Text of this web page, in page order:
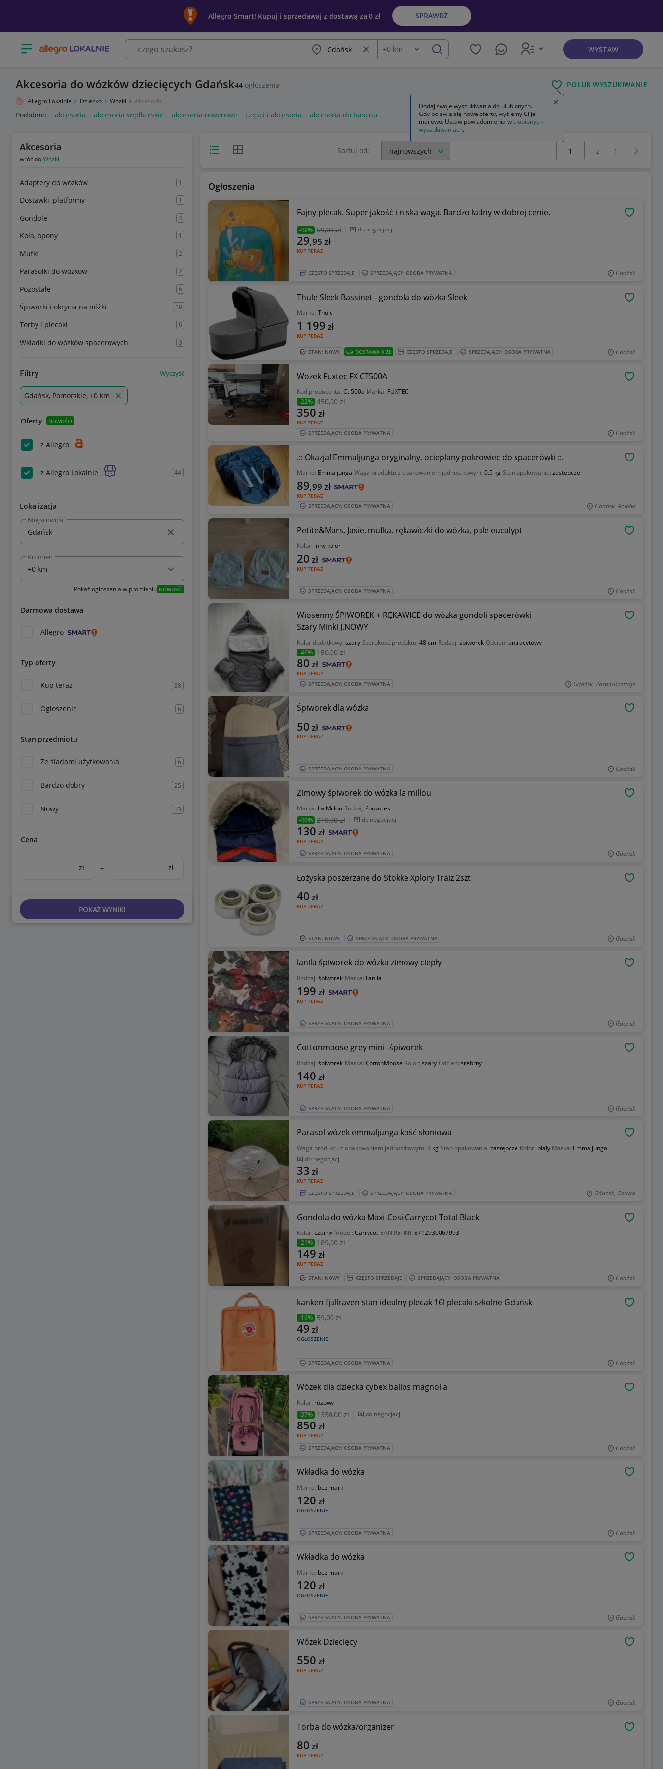
Allegro Smart! Kupuj i sprzedawaj z dostawą za 0 zł SPRAWDŹ
Otwórz menu z kategoriami Miasto Wyczyść frazę
Odległość
+0 km szukaj WYSTAW
Akcesoria do wózków dziecięcych Gdańsk44 ogłoszenia POLUB WYSZUKIWANIE
Allegro Lokalnie Dziecko Wózki Akcesoria
Podobne: akcesoria akcesoria wędkarskie akcesoria rowerowe części i akcesoria akcesoria do basenu
Akcesoria
wróć doWózki
Adaptery do wózków 1
Dostawki, platformy 1
Gondole 4
Koła, opony 1
Mufki 2
Parasolki do wózków 2
Pozostałe 6
Śpiworki i okrycia na nóżki 18
Torby i plecaki 6
Wkładki do wózków spacerowych 3
Filtry Wyczyść
Gdańsk, Pomorskie, +0 km
Oferty NOWOŚĆ!
z Allegro
z Allegro Lokalnie 44
Lokalizacja
Miejscowość
Promień
Pokaż ogłoszenia w promieniu NOWOŚĆ!
Darmowa dostawa
Allegro
Typ oferty
Kup teraz 38
Ogłoszenie 6
Stan przedmiotu
Ze śladami użytkowania 6
Bardzo dobry 25
Nowy 13
Cena
zł – zł
POKAŻ WYNIKI
Widok listyWidok siatki Sortuj od:
Wybierz stronę:
z 1
Ogłoszenia
Fajny plecak. Super jakość i niska waga. Bardzo ładny w dobrej cenie.
-49% 59,00 zł do negocjacji
KUP TERAZ
29,95 zł
CZĘSTO SPRZEDAJE SPRZEDAJĄCY: OSOBA PRYWATNA Gdańsk
Thule Sleek Bassinet - gondola do wózka Sleek
Marka: Thule
KUP TERAZ
1 199 zł
STAN: NOWY DOSTAWA 0 ZŁ CZĘSTO SPRZEDAJE SPRZEDAJĄCY: OSOBA PRYWATNA Gdańsk
Wozek Fuxtec FX CT500A
Kod producenta: Ct 500a Marka: FUXTEC
-22% 450,00 zł
KUP TERAZ
350 zł
SPRZEDAJĄCY: OSOBA PRYWATNA Gdańsk
.:: Okazja! Emmaljunga oryginalny, ocieplany pokrowiec do spacerówki ::.
Marka: Emmaljunga Waga produktu z opakowaniem jednostkowym: 0.5 kg Stan opakowania: zastępcze
KUP TERAZ
89,99 zł
SPRZEDAJĄCY: OSOBA PRYWATNA Gdańsk, Aniołki
Petite&Mars, Jasie, mufka, rękawiczki do wózka, pale eucalypt
Kolor: inny kolor
KUP TERAZ
20 zł
SPRZEDAJĄCY: OSOBA PRYWATNA Gdańsk
Wiosenny ŚPIWOREK + RĘKAWICE do wózka gondoli spacerówki
Szary Minki J.NOWY
Kolor dodatkowy: szary Szerokość produktu: 48 cm Rodzaj: śpiworek Odcień: antracytowy
-46% 150,00 zł
KUP TERAZ
80 zł
SPRZEDAJĄCY: OSOBA PRYWATNA Gdańsk, Zaspa-Rozstaje
Śpiworek dla wózka
KUP TERAZ
50 zł
SPRZEDAJĄCY: OSOBA PRYWATNA Gdańsk
Zimowy śpiworek do wózka la millou
Marka: La Millou Rodzaj: śpiworek
-40% 219,00 zł do negocjacji
KUP TERAZ
130 zł
SPRZEDAJĄCY: OSOBA PRYWATNA Gdańsk
Łożyska poszerzane do Stokke Xplory Traiz 2szt
KUP TERAZ
40 zł
STAN: NOWY SPRZEDAJĄCY: OSOBA PRYWATNA Gdańsk
lanila śpiworek do wózka zimowy ciepły
Rodzaj: śpiworek Marka: Lanila
KUP TERAZ
199 zł
SPRZEDAJĄCY: OSOBA PRYWATNA Gdańsk
Cottonmoose grey mini -śpiworek
Rodzaj: śpiworek Marka: CottonMoose Kolor: szary Odcień: srebrny
KUP TERAZ
140 zł
SPRZEDAJĄCY: OSOBA PRYWATNA Gdańsk
Parasol wózek emmaljunga kość słoniowa
Waga produktu z opakowaniem jednostkowym: 2 kg Stan opakowania: zastępcze Kolor: biały Marka: Emmaljunga
do negocjacji
KUP TERAZ
33 zł
CZĘSTO SPRZEDAJE SPRZEDAJĄCY: OSOBA PRYWATNA Gdańsk, Osowa
Gondola do wózka Maxi-Cosi Carrycot Total Black
Kolor: czarny Model: Carrycot EAN (GTIN): 8712930067993
-21% 189,00 zł
KUP TERAZ
149 zł
STAN: NOWY CZĘSTO SPRZEDAJE SPRZEDAJĄCY: OSOBA PRYWATNA Gdańsk
kanken fjallraven stan idealny plecak 16l plecaki szkolne Gdańsk
-16% 59,00 zł
OGŁOSZENIE
49 zł
SPRZEDAJĄCY: OSOBA PRYWATNA Gdańsk
Wózek dla dziecka cybex balios magnolia
Kolor: różowy
-37% 1350,00 zł do negocjacji
KUP TERAZ
850 zł
SPRZEDAJĄCY: OSOBA PRYWATNA Gdańsk
Wkładka do wózka
Marka: bez marki
OGŁOSZENIE
120 zł
SPRZEDAJĄCY: OSOBA PRYWATNA Gdańsk
Wkładka do wózka
Marka: bez marki
OGŁOSZENIE
120 zł
SPRZEDAJĄCY: OSOBA PRYWATNA Gdańsk
Wózek Dziecięcy
KUP TERAZ
550 zł
SPRZEDAJĄCY: OSOBA PRYWATNA Gdańsk
Torba do wózka/organizer
KUP TERAZ
80 zł
Dodaj swoje wyszukiwania do ulubionych.
Gdy pojawią się nowe oferty, wyślemy Ci je
mailowo. Ustaw powiadomienia w ulubionych
wyszukiwaniach.
Zamknij wskazówkę